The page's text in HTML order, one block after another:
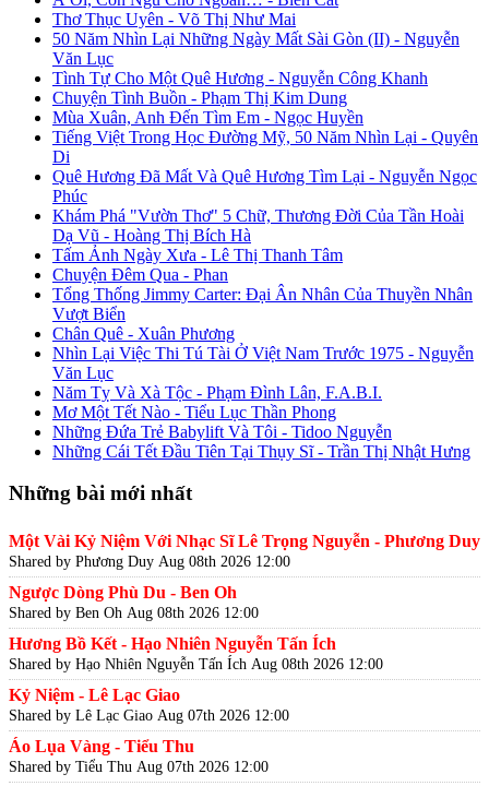
Thơ Thục Uyên - Võ Thị Như Mai
50 Năm Nhìn Lại Những Ngày Mất Sài Gòn (II) - Nguyễn
Văn Lục
Tình Tự Cho Một Quê Hương - Nguyễn Công Khanh
Chuyện Tình Buồn - Phạm Thị Kim Dung
Mùa Xuân, Anh Đến Tìm Em - Ngọc Huyền
Tiếng Việt Trong Học Đường Mỹ, 50 Năm Nhìn Lại - Quyên
Di
Quê Hương Đã Mất Và Quê Hương Tìm Lại - Nguyễn Ngọc
Phúc
Khám Phá "Vườn Thơ" 5 Chữ, Thương Đời Của Tần Hoài
Dạ Vũ - Hoàng Thị Bích Hà
Tấm Ảnh Ngày Xưa - Lê Thị Thanh Tâm
Chuyện Đêm Qua - Phan
Tổng Thống Jimmy Carter: Đại Ân Nhân Của Thuyền Nhân
Vượt Biển
Chân Quê - Xuân Phương
Nhìn Lại Việc Thi Tú Tài Ở Việt Nam Trước 1975 - Nguyễn
Văn Lục
Năm Tỵ Và Xà Tộc - Phạm Đình Lân, F.A.B.I.
Mơ Một Tết Nào - Tiểu Lục Thần Phong
Những Đứa Trẻ Babylift Và Tôi - Tidoo Nguyễn
Những Cái Tết Đầu Tiên Tại Thụy Sĩ - Trần Thị Nhật Hưng
Những bài mới nhất
Một Vài Kỷ Niệm Với Nhạc Sĩ Lê Trọng Nguyễn - Phương Duy
Shared by Phương Duy Aug 08th 2026 12:00
Ngược Dòng Phù Du - Ben Oh
Shared by Ben Oh Aug 08th 2026 12:00
Hương Bồ Kết - Hạo Nhiên Nguyễn Tấn Ích
Shared by Hạo Nhiên Nguyễn Tấn Ích Aug 08th 2026 12:00
Kỷ Niệm - Lê Lạc Giao
Shared by Lê Lạc Giao Aug 07th 2026 12:00
Áo Lụa Vàng - Tiểu Thu
Shared by Tiểu Thu Aug 07th 2026 12:00